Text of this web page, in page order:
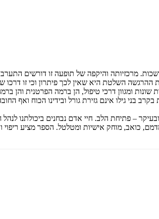
מרכזיותה והיקפה של תופעה זו דורשים
ההרגשה השלטת היא שאין לכך פיתרון וכי זו
ומגוון דרכי טיפול, הן ברמה הפרטנית והן
בני גילו אינם גזירת גורל ובידינו הכוח ואף
– פתיחת הלב. חיי אדם נבחנים ביכולתנו לנהל
כואב, מוחק אישיות ומטלטל. הספר מציע ריפוי